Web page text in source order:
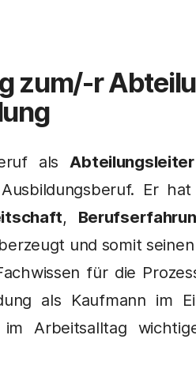
zum/-r
als
Ausbildungsberuf. Er
,
und somit
für die
als Kaufmann im
im Arbeitsalltag